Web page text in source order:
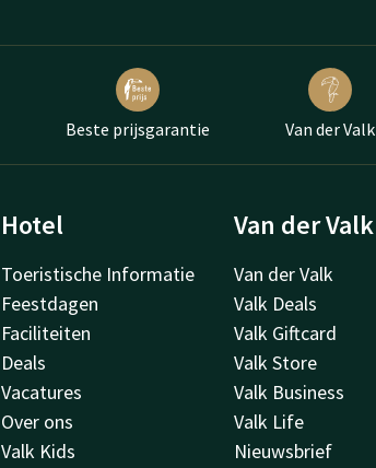
Beste prijsgarantie Van der Valk
Hotel
Toeristische Informatie
Feestdagen
Faciliteiten
Deals
Vacatures
Over ons
Valk Kids
Van der Valk
Van der Valk
Valk Deals
Valk Giftcard
Valk Store
Valk Business
Valk Life
Nieuwsbrief